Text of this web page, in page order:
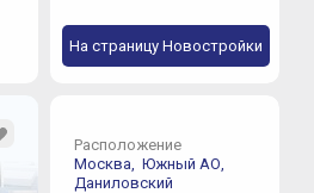
На страницу Новостройки
Расположение
Москва, Южный АО,
Даниловский